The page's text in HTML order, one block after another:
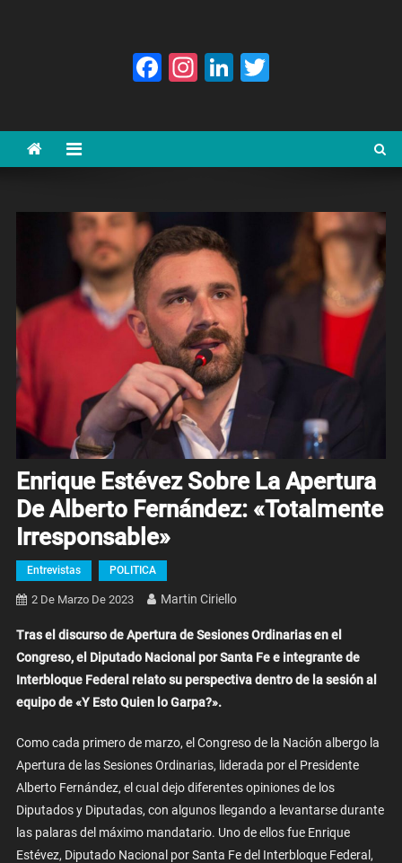
Facebook
Instagram
LinkedIn
Enrique Estévez Sobre La Apertura
De Alberto Fernández: «Totalmente
Irresponsable»
Entrevistas POLITICA
2 De Marzo De 2023 Martin Ciriello
Tras el discurso de Apertura de Sesiones Ordinarias en el
Congreso, el Diputado Nacional por Santa Fe e integrante de
Interbloque Federal relato su perspectiva dentro de la sesión al
equipo de «Y Esto Quien lo Garpa?».
Como cada primero de marzo, el Congreso de la Nación albergo la
Apertura de las Sesiones Ordinarias, liderada por el Presidente
Alberto Fernández, el cual dejo diferentes opiniones de los
Diputados y Diputadas, con algunos llegando a levantarse durante
las palaras del máximo mandatario. Uno de ellos fue Enrique
Estévez, Diputado Nacional por Santa Fe del Interbloque Federal,